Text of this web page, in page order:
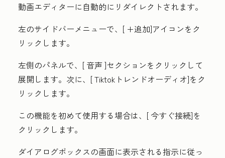
動画エディターに自動的にリダイレクトされます。
左のサイドバーメニューで、[ +追加]アイコンをク
リックします。
左側のパネルで、[ 音声]セクションをクリックして
展開します。次に、[Tiktokトレンドオーディオ]をク
リックします。
この機能を初めて使用する場合は、[ 今すぐ接続]を
クリックします。
ダイアログボックスの画面に表示される指示に従っ